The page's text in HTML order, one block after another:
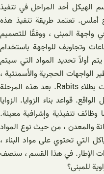
الهيكل أحد المراحل في تنفيذ
تعتمد طريقة تنفيذ هذه
واجهة المبنى ، ووفقًا للتصميم
وتجاويف للواجهة باستخدام
أولاً تحديد المواد التي سيتم
الواجهات الحجرية والأسمنتية ،
يتم استخدام جوانب الزاوية والتجهيزات بطلاء Rabits. بعد هذه المرحلة
قواعد بناء الزوايا. الزوايا
تنفيذية وإشرافية معينة.
والمعدن ، من حيث نوع المواد
التي تحتوي على مواد البناء ،
الإطار. في هذا القسم ، سنصف
للمبنى؟